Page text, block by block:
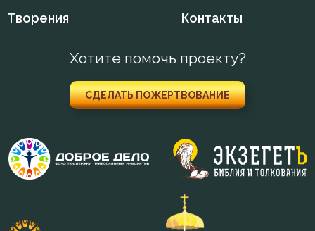
Творения
Контакты
Хотите помочь проекту?
СДЕЛАТЬ ПОЖЕРТВОВАНИЕ